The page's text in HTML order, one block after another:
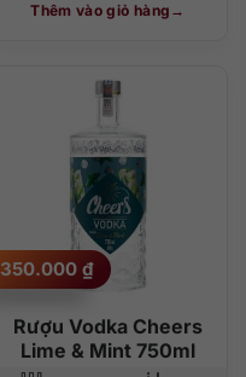
Thêm vào giỏ hàng
Rượu Vodka Cheers
Lime & Mint 750ml
350.000 ₫